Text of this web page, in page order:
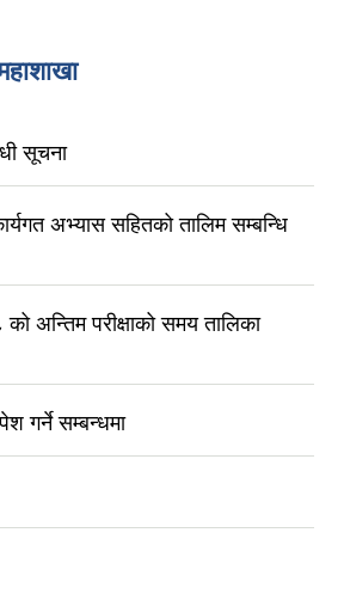
सूचना
अभ्यास सहितको तालिम सम्बन्धि
अन्तिम परीक्षाको समय तालिका
गर्ने सम्बन्धमा